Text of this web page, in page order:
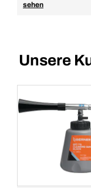
sehen
Unsere